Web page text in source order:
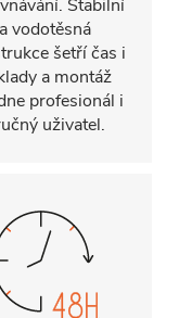
Stabilní
a vodotěsná
šetří čas i
a montáž
profesionál i
uživatel.